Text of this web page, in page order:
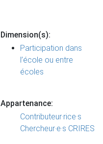
Dimension(s):
Participation dans
l’école ou entre
écoles
Appartenance:
Contributeur·rice·s
Chercheur·e·s CRIRES